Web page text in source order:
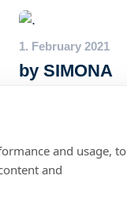
and usage, to
and
1. February 2021
by SIMONA